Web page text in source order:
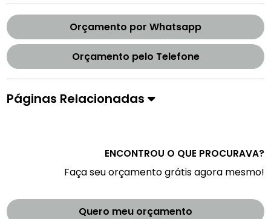
Orçamento por Whatsapp
Orçamento pelo Telefone
Páginas Relacionadas
ENCONTROU O QUE PROCURAVA?
Faça seu orçamento grátis agora mesmo!
Quero meu orçamento